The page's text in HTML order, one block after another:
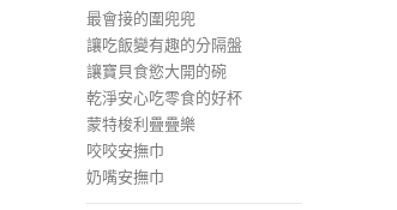
最會接的圍兜兜
讓吃飯變有趣的分隔盤
讓寶貝食慾大開的碗
乾淨安心吃零食的好杯
蒙特梭利疊疊樂
咬咬安撫巾
奶嘴安撫巾